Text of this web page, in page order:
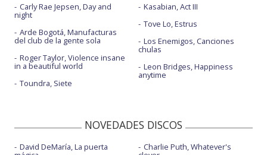
Carly Rae Jepsen, Day and
night
Arde Bogotá, Manufacturas
del club de la gente sola
Roger Taylor, Violence insane
in a beautiful world
Toundra, Siete
Kasabian, Act III
Tove Lo, Estrus
Los Enemigos, Canciones
chulas
Leon Bridges, Happiness
anytime
NOVEDADES DISCOS
David DeMaría, La puerta Charlie Puth, Whatever's